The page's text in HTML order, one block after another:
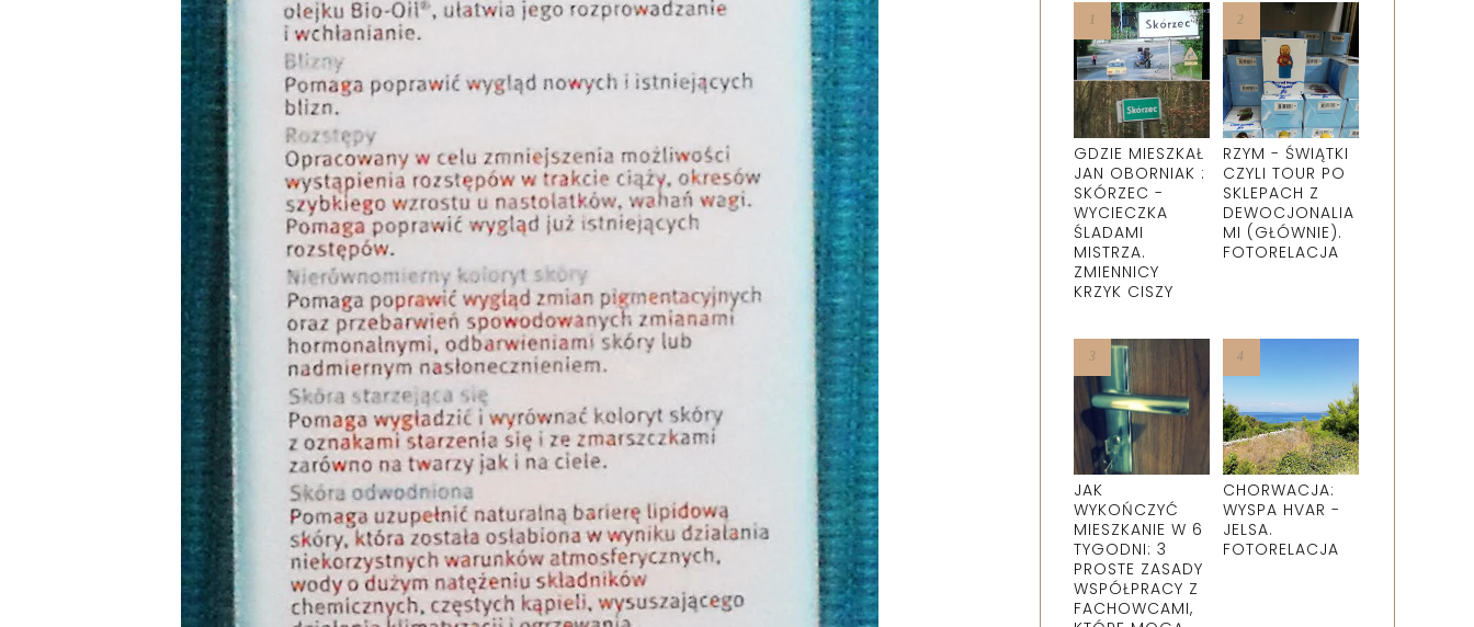
GDZIE MIESZKAŁ
JAN OBORNIAK :
SKÓRZEC -
WYCIECZKA
ŚLADAMI
MISTRZA.
ZMIENNICY
KRZYK CISZY
RZYM - ŚWIĄTKI
CZYLI TOUR PO
SKLEPACH Z
DEWOCJONALIA
MI (GŁÓWNIE).
FOTORELACJA
JAK
WYKOŃCZYĆ
MIESZKANIE W 6
TYGODNI: 3
PROSTE ZASADY
WSPÓŁPRACY Z
FACHOWCAMI,
CHORWACJA:
WYSPA HVAR -
JELSA.
FOTORELACJA